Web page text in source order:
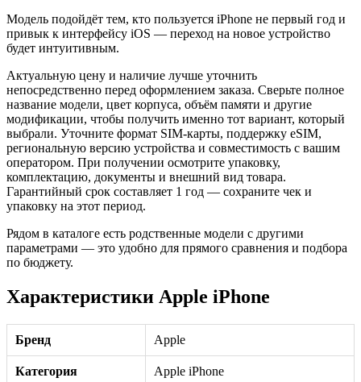
Модель подойдёт тем, кто пользуется iPhone не первый год и
привык к интерфейсу iOS — переход на новое устройство
будет интуитивным.
Актуальную цену и наличие лучше уточнить
непосредственно перед оформлением заказа. Сверьте полное
название модели, цвет корпуса, объём памяти и другие
модификации, чтобы получить именно тот вариант, который
выбрали. Уточните формат SIM-карты, поддержку eSIM,
региональную версию устройства и совместимость с вашим
оператором. При получении осмотрите упаковку,
комплектацию, документы и внешний вид товара.
Гарантийный срок составляет 1 год — сохраните чек и
упаковку на этот период.
Рядом в каталоге есть родственные модели с другими
параметрами — это удобно для прямого сравнения и подбора
по бюджету.
Характеристики Apple iPhone
Бренд Apple
Категория Apple iPhone